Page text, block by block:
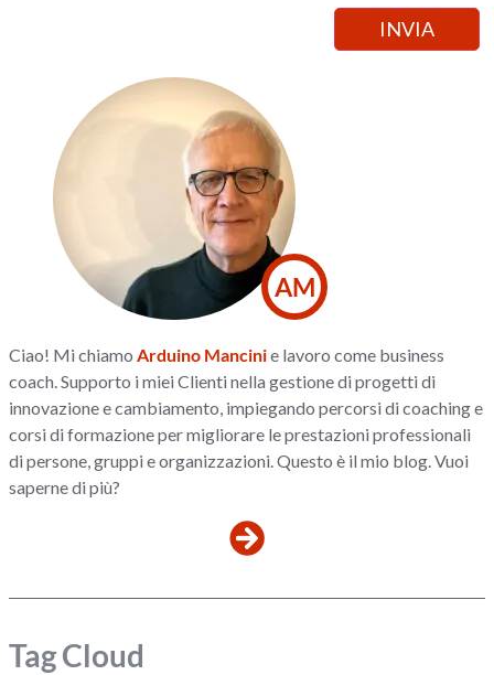
AM
Ciao! Mi chiamo Arduino Mancinie lavoro come business
coach. Supporto i miei Clienti nella gestione di progetti di
innovazione e cambiamento, impiegando percorsi di coaching e
corsi di formazione per migliorare le prestazioni professionali
di persone, gruppi e organizzazioni. Questo è il mio blog. Vuoi
saperne di più?
Tag Cloud